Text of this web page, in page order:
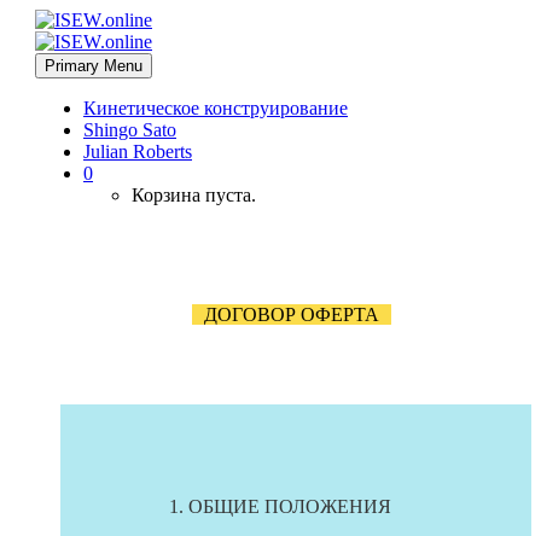
Primary Menu
Кинетическое конструирование
Shingo Sato
Julian Roberts
0
Корзина пуста.
ДОГОВОР ОФЕРТА
1. ОБЩИЕ ПОЛОЖЕНИЯ